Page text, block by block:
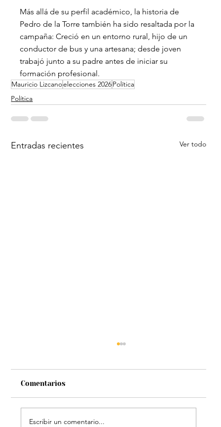
Más allá de su perfil académico, la historia de
Pedro de la Torre también ha sido resaltada por la
campaña: Creció en un entorno rural, hijo de un
conductor de bus y una artesana; desde joven
trabajó junto a su padre antes de iniciar su
formación profesional.
Mauricio Lizcanoelecciones 2026Política
Política
Entradas recientes Ver todo
Comentarios
Escribir un comentario...